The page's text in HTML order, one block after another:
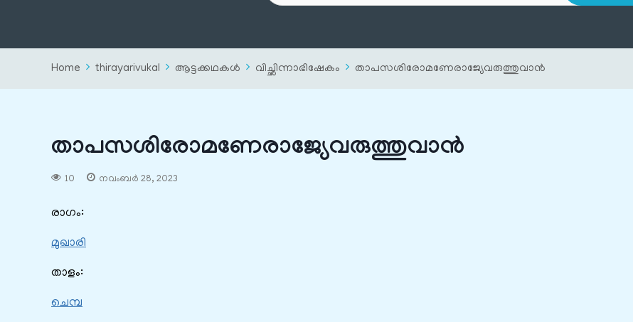
Home thirayarivukal ആട്ടക്കഥകൾ വിച്ഛിന്നാഭിഷേകം താപസശിരോമണേരാജ്യേവരുത്തുവാന്‍
താപസശിരോമണേരാജ്യേവരുത്തുവാന്‍
10 നവംബർ 28, 2023
രാഗം:
മുഖാരി
താളം:
ചെമ്പ